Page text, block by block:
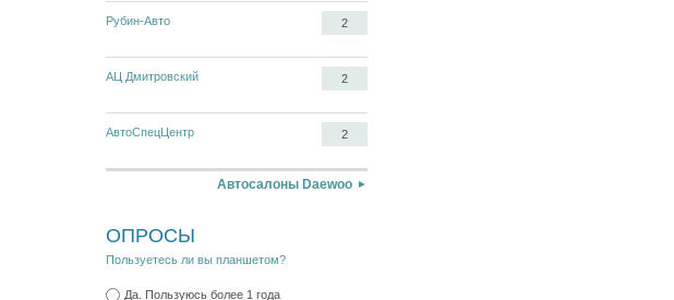
Рубин-Авто 2
АЦ Дмитровский 2
АвтоСпецЦентр 2
Автосалоны Daewoo
ОПРОСЫ
Пользуетесь ли вы планшетом?
Да. Пользуюсь более 1 года